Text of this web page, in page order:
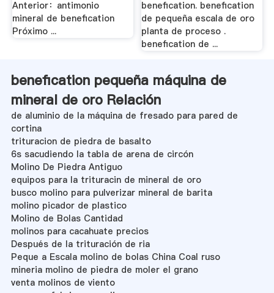
Anterior：antimonio
mineral de benefication
Próximo ...
benefication. benefication
de pequeña escala de oro
planta de proceso .
benefication de ...
benefication pequeña máquina de
mineral de oro Relación
de aluminio de la máquina de fresado para pared de
cortina
trituracion de piedra de basalto
6s sacudiendo la tabla de arena de circón
Molino De Piedra Antiguo
equipos para la trituracin de mineral de oro
busco molino para pulverizar mineral de barita
molino picador de plastico
Molino de Bolas Cantidad
molinos para cacahuate precios
Después de la trituración de ria
Peque a Escala molino de bolas China Coal ruso
mineria molino de piedra de moler el grano
venta molinos de viento